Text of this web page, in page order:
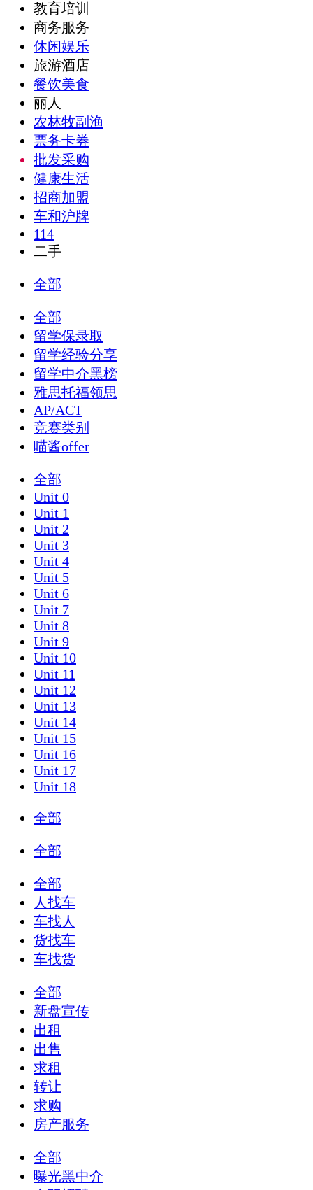
教育培训
商务服务
休闲娱乐
旅游酒店
餐饮美食
丽人
农林牧副渔
票务卡券
批发采购
健康生活
招商加盟
车和沪牌
114
二手
全部
全部
留学保录取
留学经验分享
留学中介黑榜
雅思托福领思
AP/ACT
竞赛类别
喵酱offer
全部
Unit 0
Unit 1
Unit 2
Unit 3
Unit 4
Unit 5
Unit 6
Unit 7
Unit 8
Unit 9
Unit 10
Unit 11
Unit 12
Unit 13
Unit 14
Unit 15
Unit 16
Unit 17
Unit 18
全部
全部
全部
人找车
车找人
货找车
车找货
全部
新盘宣传
出租
出售
求租
转让
求购
房产服务
全部
曝光黑中介